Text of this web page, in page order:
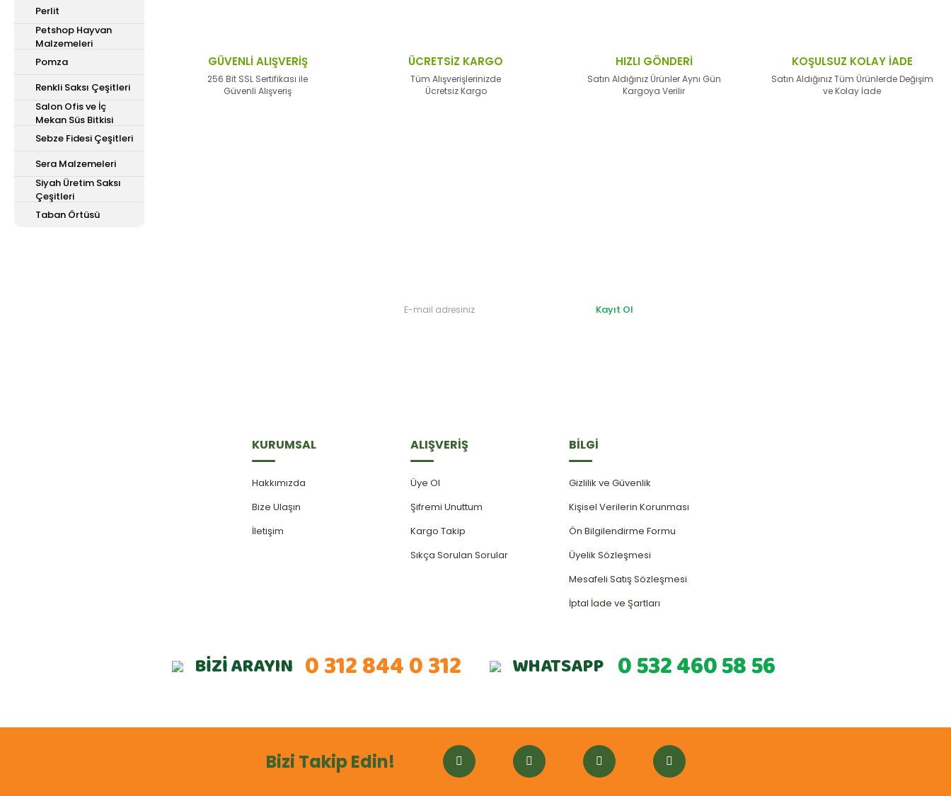
Perlit
Petshop Hayvan
Malzemeleri
Pomza
Renkli Saksı Çeşitleri
Salon Ofis ve İç
Mekan Süs Bitkisi
Sebze Fidesi Çeşitleri
Sera Malzemeleri
Siyah Üretim Saksı
Çeşitleri
Taban Örtüsü
Ürün fiyatı diğer sitelerden daha pahalı.
Bu ürüne benzer farklı alternatifler olmalı.
GÜVENLİ ALIŞVERİŞ
256 Bit SSL Sertifikası ile
Güvenli Alışveriş
ÜCRETSİZ KARGO
Tüm Alışverişlerinizde
Ücretsiz Kargo
HIZLI GÖNDERİ
Satın Aldığınız Ürünler Aynı Gün
Kargoya Verilir
KOŞULSUZ KOLAY İADE
Satın Aldığınız Tüm Ürünlerde Değişim
ve Kolay İade
Kayıt Ol
KURUMSAL
Hakkımızda
Bize Ulaşın
İletişim
ALIŞVERİŞ
Üye Ol
Şifremi Unuttum
Kargo Takip
Sıkça Sorulan Sorular
BİLGİ
Gizlilik ve Güvenlik
Kişisel Verilerin Korunması
Ön Bilgilendirme Formu
Üyelik Sözleşmesi
Mesafeli Satış Sözleşmesi
İptal İade ve Şartları
BİZİ ARAYIN 0 312 844 0 312 WHATSAPP 0 532 460 58 56
Bizi Takip Edin!